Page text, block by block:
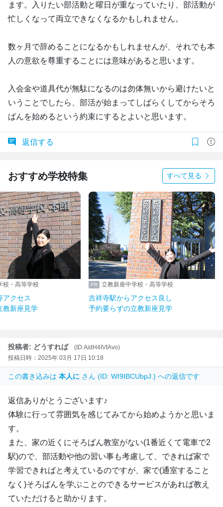
ます。入りたい部活動と曜日が重なっていたり、部活動が
忙しくなって両立できなくなるかもしれません。
数ヶ月で辞めることになるかもしれませんが、それでも本
人の意欲を尊重することには意味があると思います。
入会金や道具代が無駄になるのは勿体無いから避けたいと
いうことでしたら、部活が始まってしばらくしてからそろ
ばんを始めるという約束にするとよいと思います。
返信する
おすすめ学校特集 すべて見る
立教新座中学校・高等学校
豊洲駅からも好アクセス
予約要らずの立教新座見学
立教新座中学校・高等学
吉祥寺駅からアクセス良
予約要らずの立教新座見
投稿者: どうすれば
(ID:AidH4IVtAvo)
投稿日時：2025年 03月 17日 10:18
この書き込みは 本人に さん (ID: WI9IBCUbpJ.) への返信です
返信ありがとうございます♪
体験に行って雰囲気を感じてみてから始めようかと思いま
す。
また、家の近くにそろばん教室がない(1番近くて電車で2
駅)ので、部活動や他の習い事も考慮して、できれば家で
学習できればと考えているのですが、家で(通室すること
なく)そろばんを学ぶことのできるサービスがあれば教え
ていただけると助かります。